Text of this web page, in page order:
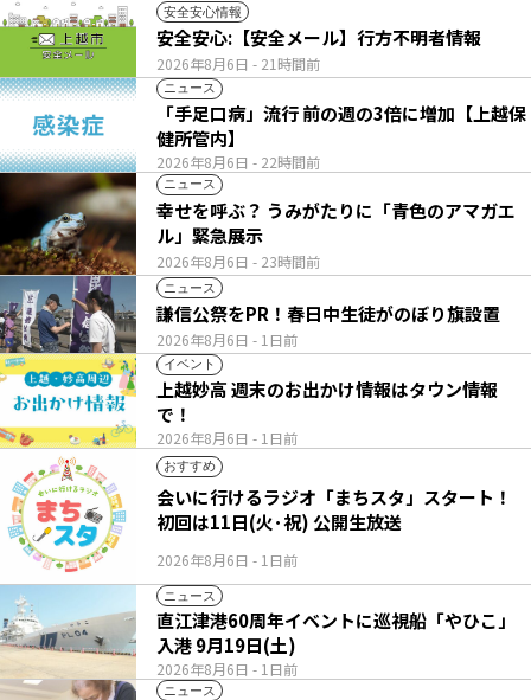
安全安心情報
2026年8月6日 - 21時間前
安全安心:【安全メール】行方不明者情報
ニュース
2026年8月6日 - 22時間前
「手足口病」流行 前の週の3倍に増加【上越保
健所管内】
ニュース
2026年8月6日 - 23時間前
幸せを呼ぶ？ うみがたりに「青色のアマガエ
ル」緊急展示
ニュース
2026年8月6日 - 1日前
謙信公祭をPR！春日中生徒がのぼり旗設置
イベント
2026年8月6日 - 1日前
上越妙高 週末のお出かけ情報はタウン情報
で！
おすすめ
2026年8月6日 - 1日前
会いに行けるラジオ「まちスタ」スタート！
初回は11日(火･祝) 公開生放送
ニュース
2026年8月6日 - 1日前
直江津港60周年イベントに巡視船「やひこ」
入港 9月19日(土)
ニュース